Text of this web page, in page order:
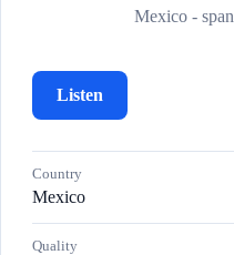
Mexico -
Listen
Country
Mexico
Quality